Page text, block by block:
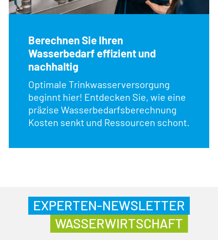
Berechnen Sie Ihren
Wasserbedarf effizient und
nachhaltig
Optimale Trinkwasserversorgung
beginnt hier! Entdecken Sie, wie eine
präzise Wasserbedarfsberechnung
Kosten senkt und Ressourcen schont.
EXPERTEN-NEWSLETTER
WASSERWIRTSCHAFT